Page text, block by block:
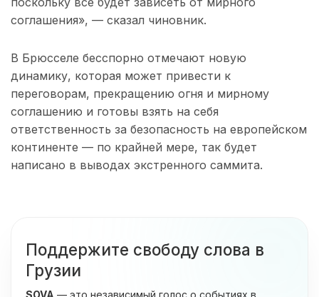
соглашения», — сказал чиновник.
В Брюсселе бесспорно отмечают новую
динамику, которая может привести к
переговорам, прекращению огня и мирному
соглашению и готовы взять на себя
ответственность за безопасность на европейском
континенте — по крайней мере, так будет
написано в выводах экстренного саммита.
Поддержите свободу слова в
Грузии
SOVA — это независимый голос о событиях в